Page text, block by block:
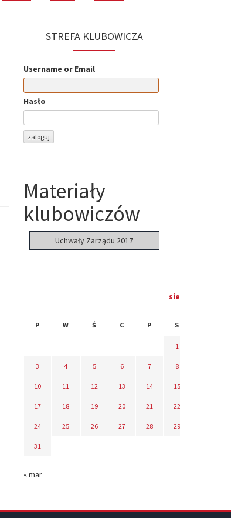
STREFA KLUBOWICZA
Username or Email
Hasło
Materiały
klubowiczów
Uchwały Zarządu 2017
sierpień 2026
P W Ś C P S
1
3 4 5 6 7 8
10 11 12 13 14 15
17 18 19 20 21 22
24 25 26 27 28 29
31
« mar